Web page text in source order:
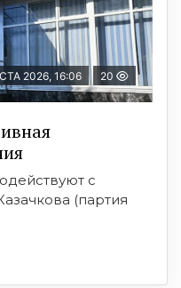
2026, 16:06 20
с
(партия